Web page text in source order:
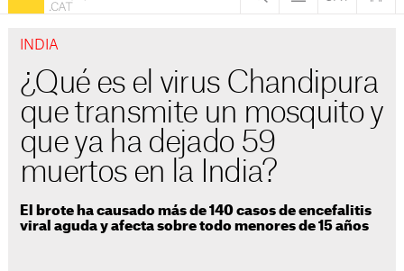
INDIA
¿Qué es el virus Chandipura
que transmite un mosquito y
que ya ha dejado 59
muertos en la India?
El brote ha causado más de 140 casos de encefalitis
viral aguda y afecta sobre todo menores de 15 años